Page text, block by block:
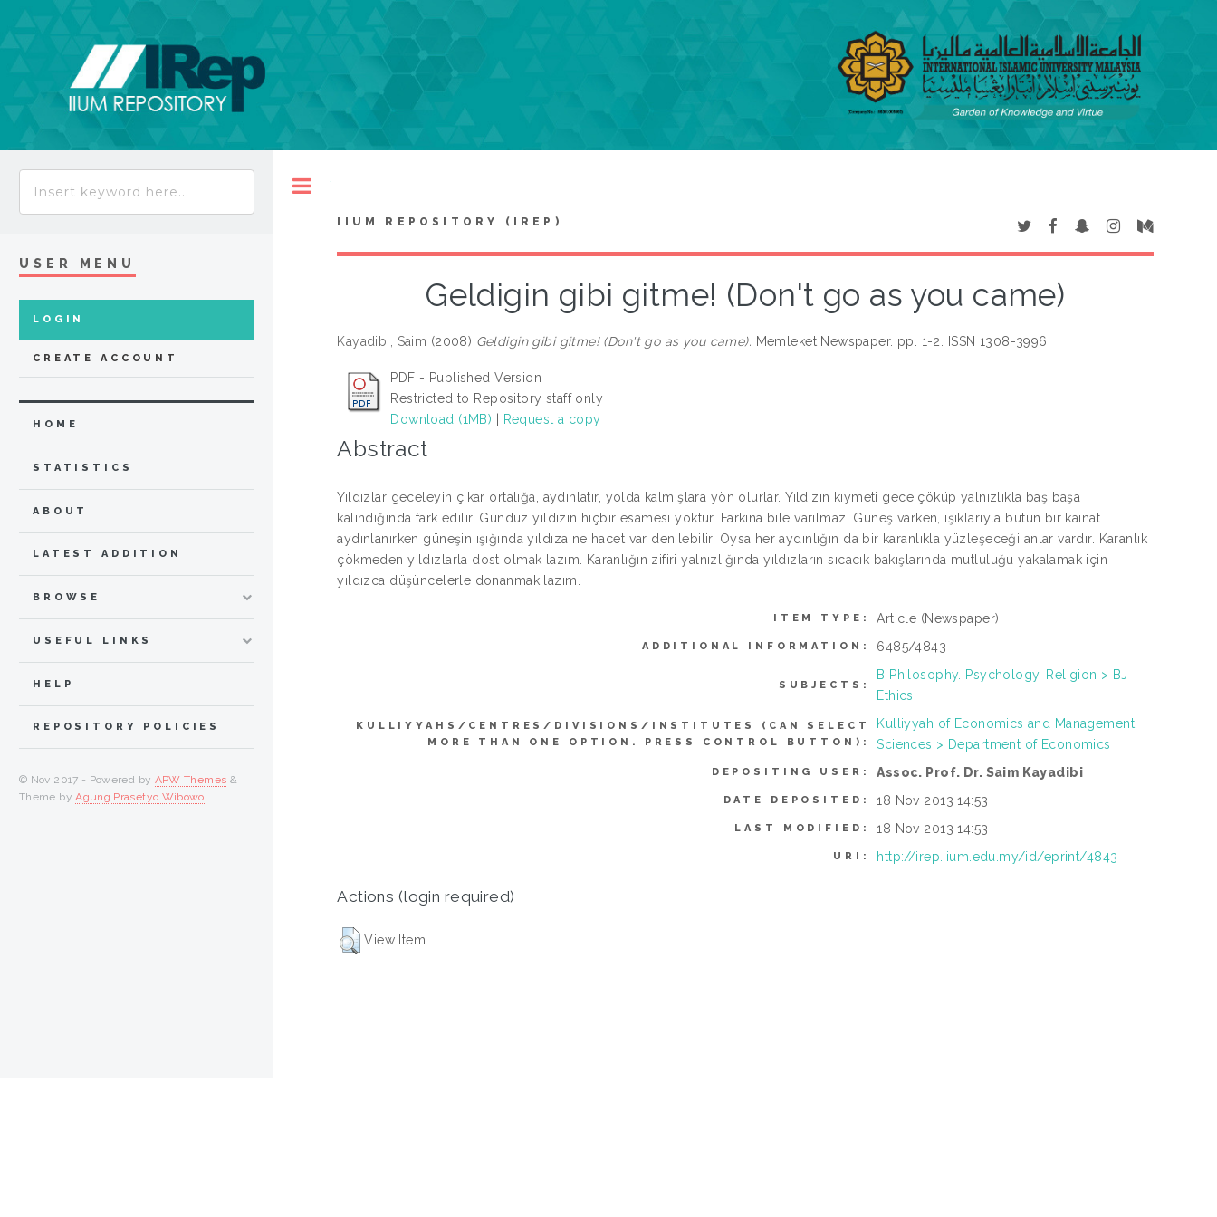
IIUM REPOSITORY (IREP)
Geldigin gibi gitme! (Don't go as you came)
Kayadibi, Saim (2008) Geldigin gibi gitme! (Don't go as you came). Memleket Newspaper. pp. 1-2. ISSN 1308-3996
PDF - Published Version
Restricted to Repository staff only
Download (1MB)
Request a copy
Abstract
Yıldızlar geceleyin çıkar ortalığa, aydınlatır, yolda kalmışlara yön olurlar. Yıldızın kıymeti gece çöküp yalnızlıkla baş başa
kalındığında fark edilir. Gündüz yıldızın hiçbir esamesi yoktur. Farkına bile varılmaz. Güneş varken, ışıklarıyla bütün bir kainat
aydınlanırken güneşin ışığında yıldıza ne hacet var denilebilir. Oysa her aydınlığın da bir karanlıkla yüzleşeceği anlar vardır. Karanlık
çökmeden yıldızlarla dost olmak lazım. Karanlığın zifiri yalnızlığında yıldızların sıcacık bakışlarında mutluluğu yakalamak için
yıldızca düşüncelerle donanmak lazım.
ITEM TYPE: Article (Newspaper)
ADDITIONAL INFORMATION: 6485/4843
SUBJECTS:
B Philosophy. Psychology. Religion > BJ
Ethics
KULLIYYAHS/CENTRES/DIVISIONS/INSTITUTES (CAN SELECT
MORE THAN ONE OPTION. PRESS CONTROL BUTTON):
Kulliyyah of Economics and Management
Sciences > Department of Economics
DEPOSITING USER: Assoc. Prof. Dr. Saim Kayadibi
DATE DEPOSITED: 18 Nov 2013 14:53
LAST MODIFIED: 18 Nov 2013 14:53
URI: http://irep.iium.edu.my/id/eprint/4843
Actions (login required)
View Item
USER MENU
LOGIN
CREATE ACCOUNT
HOME
STATISTICS
ABOUT
LATEST ADDITION
BROWSE
USEFUL LINKS
HELP
REPOSITORY POLICIES
© Nov 2017 - Powered by APW Themes &
Theme byAgung Prasetyo Wibowo.